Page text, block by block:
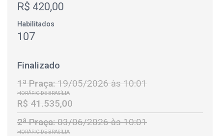
R$ 420,00
Habilitados
107
Finalizado
1ª Praça:19/05/2026 às 10:01
HORÁRIO DE BRASÍLIA
R$ 41.535,00
2ª Praça:03/06/2026 às 10:01
HORÁRIO DE BRASÍLIA